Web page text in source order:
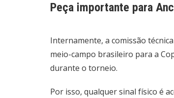
Peça importante para
Internamente, a comissão
meio-campo brasileiro para a
durante o torneio.
Por isso, qualquer sinal físico é